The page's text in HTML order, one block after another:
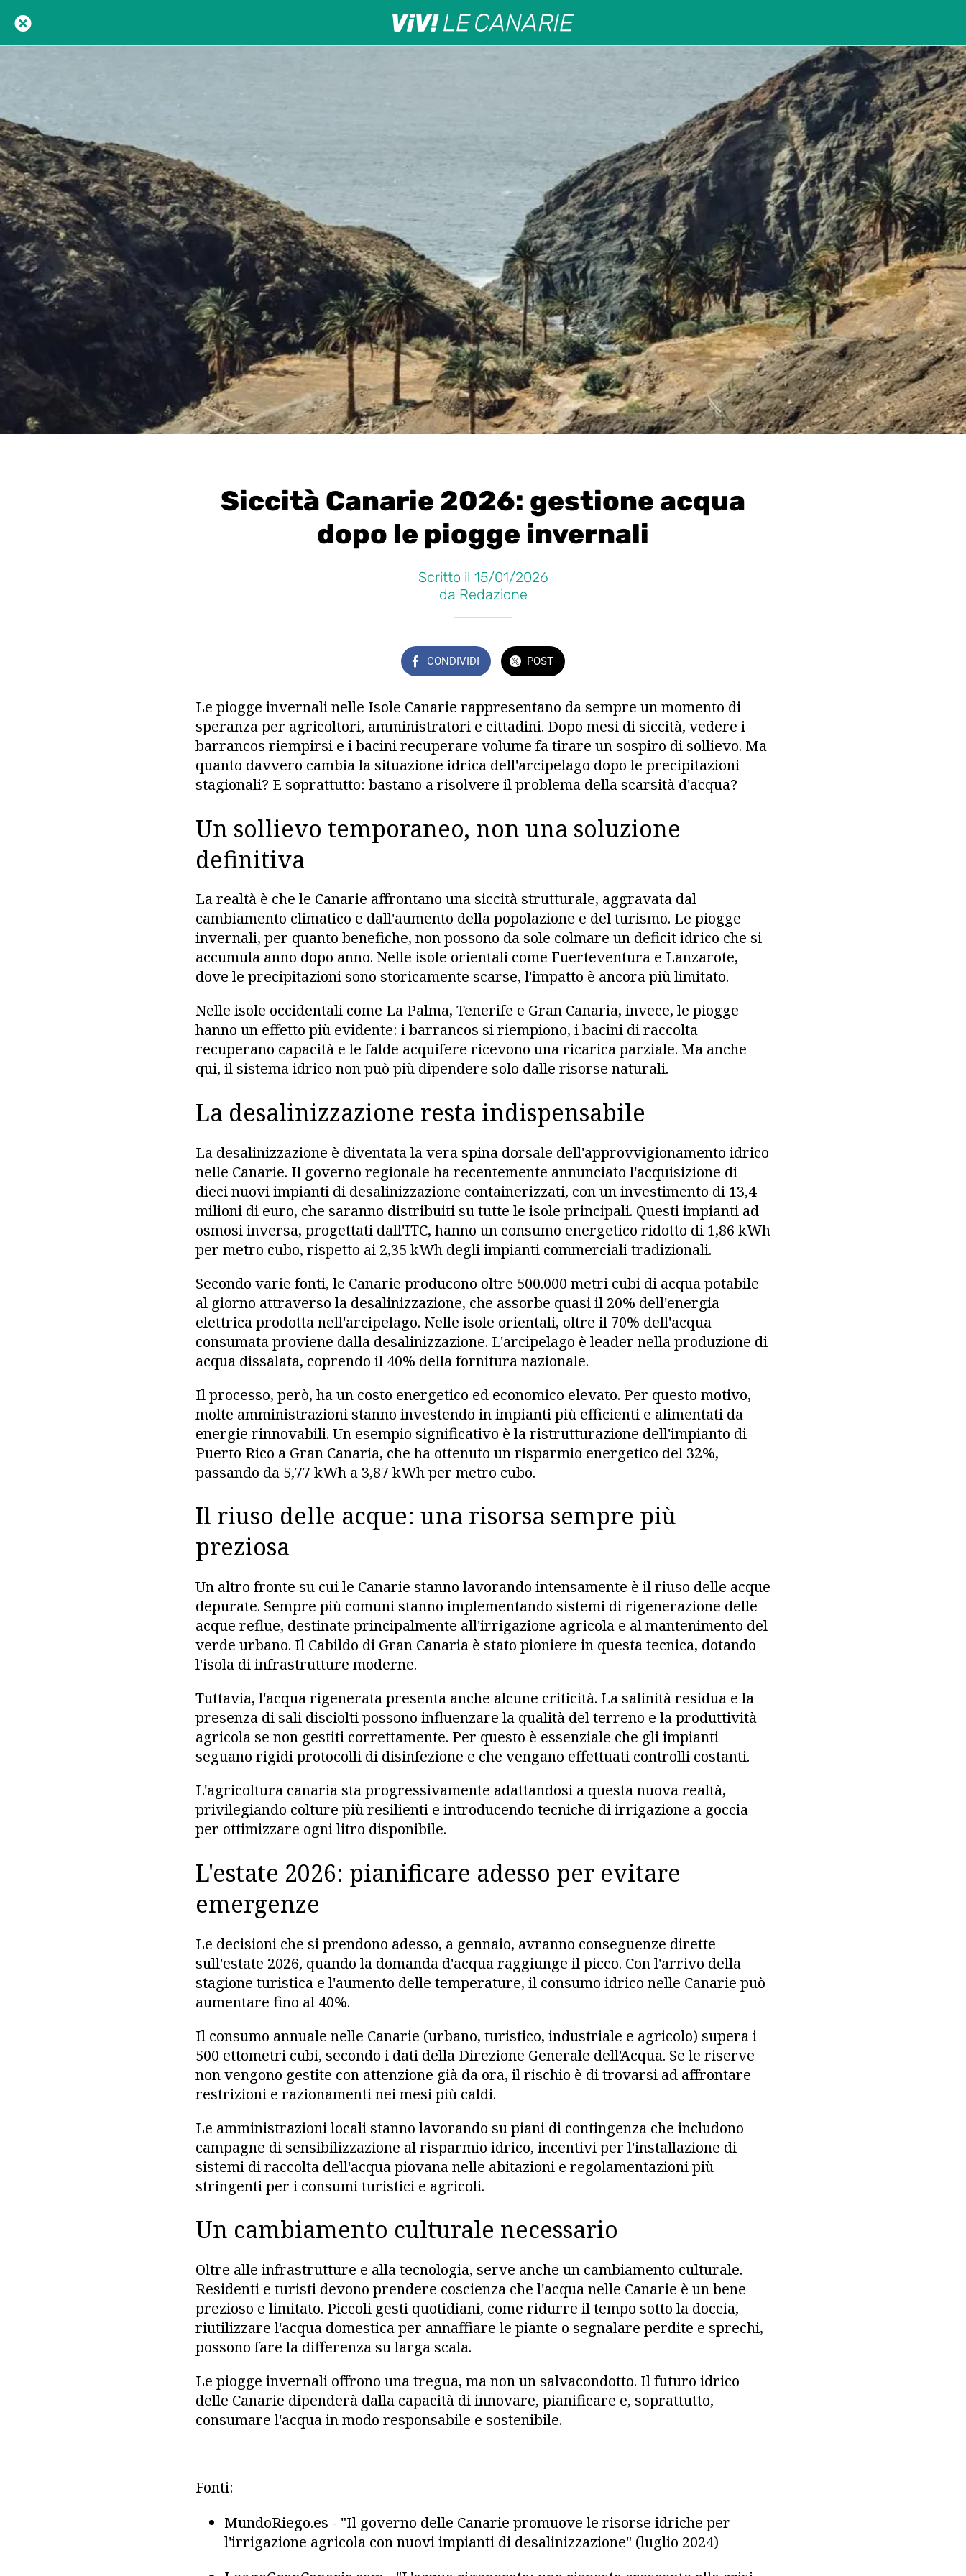
Siccità Canarie 2026: gestione acqua
dopo le piogge invernali
Scritto il 15/01/2026
da Redazione
CONDIVIDI POST
Le piogge invernali nelle Isole Canarie rappresentano da sempre un momento di
speranza per agricoltori, amministratori e cittadini. Dopo mesi di siccità, vedere i
barrancos riempirsi e i bacini recuperare volume fa tirare un sospiro di sollievo. Ma
quanto davvero cambia la situazione idrica dell'arcipelago dopo le precipitazioni
stagionali? E soprattutto: bastano a risolvere il problema della scarsità d'acqua?
Un sollievo temporaneo, non una soluzione
definitiva
La realtà è che le Canarie affrontano una siccità strutturale, aggravata dal
cambiamento climatico e dall'aumento della popolazione e del turismo. Le piogge
invernali, per quanto benefiche, non possono da sole colmare un deficit idrico che si
accumula anno dopo anno. Nelle isole orientali come Fuerteventura e Lanzarote,
dove le precipitazioni sono storicamente scarse, l'impatto è ancora più limitato.
Nelle isole occidentali come La Palma, Tenerife e Gran Canaria, invece, le piogge
hanno un effetto più evidente: i barrancos si riempiono, i bacini di raccolta
recuperano capacità e le falde acquifere ricevono una ricarica parziale. Ma anche
qui, il sistema idrico non può più dipendere solo dalle risorse naturali.
La desalinizzazione resta indispensabile
La desalinizzazione è diventata la vera spina dorsale dell'approvvigionamento idrico
nelle Canarie. Il governo regionale ha recentemente annunciato l'acquisizione di
dieci nuovi impianti di desalinizzazione containerizzati, con un investimento di 13,4
milioni di euro, che saranno distribuiti su tutte le isole principali. Questi impianti ad
osmosi inversa, progettati dall'ITC, hanno un consumo energetico ridotto di 1,86 kWh
per metro cubo, rispetto ai 2,35 kWh degli impianti commerciali tradizionali.
Secondo varie fonti, le Canarie producono oltre 500.000 metri cubi di acqua potabile
al giorno attraverso la desalinizzazione, che assorbe quasi il 20% dell'energia
elettrica prodotta nell'arcipelago. Nelle isole orientali, oltre il 70% dell'acqua
consumata proviene dalla desalinizzazione. L'arcipelago è leader nella produzione di
acqua dissalata, coprendo il 40% della fornitura nazionale.
Il processo, però, ha un costo energetico ed economico elevato. Per questo motivo,
molte amministrazioni stanno investendo in impianti più efficienti e alimentati da
energie rinnovabili. Un esempio significativo è la ristrutturazione dell'impianto di
Puerto Rico a Gran Canaria, che ha ottenuto un risparmio energetico del 32%,
passando da 5,77 kWh a 3,87 kWh per metro cubo.
Il riuso delle acque: una risorsa sempre più
preziosa
Un altro fronte su cui le Canarie stanno lavorando intensamente è il riuso delle acque
depurate. Sempre più comuni stanno implementando sistemi di rigenerazione delle
acque reflue, destinate principalmente all'irrigazione agricola e al mantenimento del
verde urbano. Il Cabildo di Gran Canaria è stato pioniere in questa tecnica, dotando
l'isola di infrastrutture moderne.
Tuttavia, l'acqua rigenerata presenta anche alcune criticità. La salinità residua e la
presenza di sali disciolti possono influenzare la qualità del terreno e la produttività
agricola se non gestiti correttamente. Per questo è essenziale che gli impianti
seguano rigidi protocolli di disinfezione e che vengano effettuati controlli costanti.
L'agricoltura canaria sta progressivamente adattandosi a questa nuova realtà,
privilegiando colture più resilienti e introducendo tecniche di irrigazione a goccia
per ottimizzare ogni litro disponibile.
L'estate 2026: pianificare adesso per evitare
emergenze
Le decisioni che si prendono adesso, a gennaio, avranno conseguenze dirette
sull'estate 2026, quando la domanda d'acqua raggiunge il picco. Con l'arrivo della
stagione turistica e l'aumento delle temperature, il consumo idrico nelle Canarie può
aumentare fino al 40%.
Il consumo annuale nelle Canarie (urbano, turistico, industriale e agricolo) supera i
500 ettometri cubi, secondo i dati della Direzione Generale dell'Acqua. Se le riserve
non vengono gestite con attenzione già da ora, il rischio è di trovarsi ad affrontare
restrizioni e razionamenti nei mesi più caldi.
Le amministrazioni locali stanno lavorando su piani di contingenza che includono
campagne di sensibilizzazione al risparmio idrico, incentivi per l'installazione di
sistemi di raccolta dell'acqua piovana nelle abitazioni e regolamentazioni più
stringenti per i consumi turistici e agricoli.
Un cambiamento culturale necessario
Oltre alle infrastrutture e alla tecnologia, serve anche un cambiamento culturale.
Residenti e turisti devono prendere coscienza che l'acqua nelle Canarie è un bene
prezioso e limitato. Piccoli gesti quotidiani, come ridurre il tempo sotto la doccia,
riutilizzare l'acqua domestica per annaffiare le piante o segnalare perdite e sprechi,
possono fare la differenza su larga scala.
Le piogge invernali offrono una tregua, ma non un salvacondotto. Il futuro idrico
delle Canarie dipenderà dalla capacità di innovare, pianificare e, soprattutto,
consumare l'acqua in modo responsabile e sostenibile.
Fonti:
MundoRiego.es - "Il governo delle Canarie promuove le risorse idriche per
l'irrigazione agricola con nuovi impianti di desalinizzazione" (luglio 2024)